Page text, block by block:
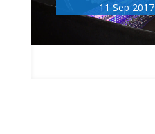
11 Sep 2017